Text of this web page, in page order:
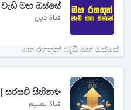
මඟ ඔස්සේ
قناة دين
මහ රහතුන් වැඩි මඟ ඔස්සේ
✨1CM - Motivation | සරසවි සිහින🎓
قناة تعليم